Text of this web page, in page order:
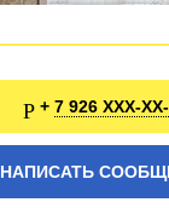
+ 7 926 XXX-
НАПИСАТЬ